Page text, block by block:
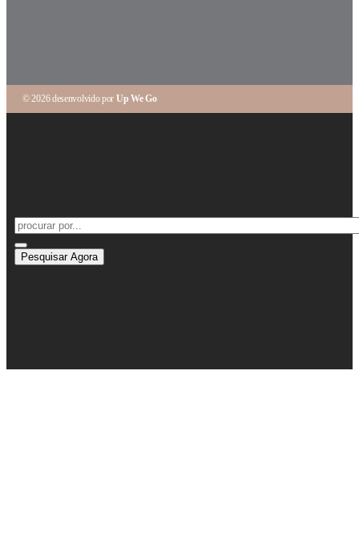
© 2026 desenvolvido por Up We Go
Pesquisar Agora